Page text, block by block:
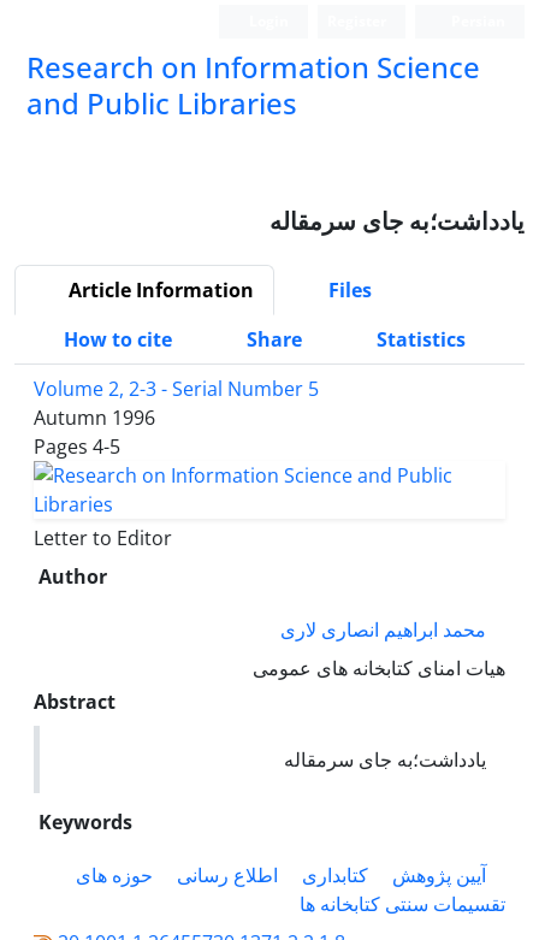
Research on Information Science
and Public Libraries
یادداشت؛به جای سرمقاله
Article Information
Files
How to cite
Share
Statistics
Volume 2, 2-3 - Serial Number 5
Autumn 1996
Pages 4-5
Letter to Editor
Author
محمد ابراهیم انصاری لاری
هیات امنای کتابخانه های عمومی
Abstract
یادداشت؛به جای سرمقاله
Keywords
آیین پژوهش
کتابداری اطلاع رسانی
حوزه های
تقسیمات سنتی کتابخانه ها